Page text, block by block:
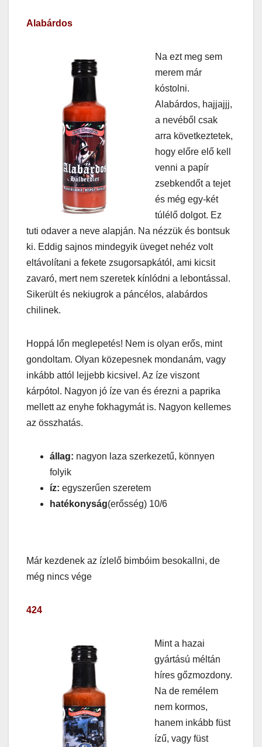
Alabárdos
Na ezt meg sem
merem már
kóstolni.
Alabárdos, hajjajjj,
a nevéből csak
arra következtetek,
hogy előre elő kell
venni a papír
zsebkendőt a tejet
és még egy-két
túlélő dolgot. Ez
tuti odaver a neve alapján. Na nézzük és bontsuk
ki. Eddig sajnos mindegyik üveget nehéz volt
eltávolítani a fekete zsugorsapkától, ami kicsit
zavaró, mert nem szeretek kínlódni a lebontással.
Sikerült és nekiugrok a páncélos, alabárdos
chilinek.
Hoppá lőn meglepetés! Nem is olyan erős, mint
gondoltam. Olyan közepesnek mondanám, vagy
inkább attól lejjebb kicsivel. Az íze viszont
kárpótol. Nagyon jó íze van és érezni a paprika
mellett az enyhe fokhagymát is. Nagyon kellemes
az összhatás.
állag: nagyon laza szerkezetű, könnyen
folyik
íz: egyszerűen szeretem
hatékonyság(erősség) 10/6
Már kezdenek az ízlelő bimbóim besokallni, de
még nincs vége
424
Mint a hazai
gyártású méltán
híres gőzmozdony.
Na de remélem
nem kormos,
hanem inkább füst
ízű, vagy füst